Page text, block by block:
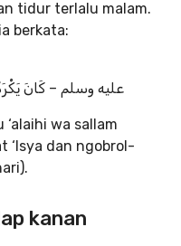
tidur terlalu malam.
berkata:
عليه وسلم – كَانَ
wa sallam
‘Isya dan ngobrol-
kanan